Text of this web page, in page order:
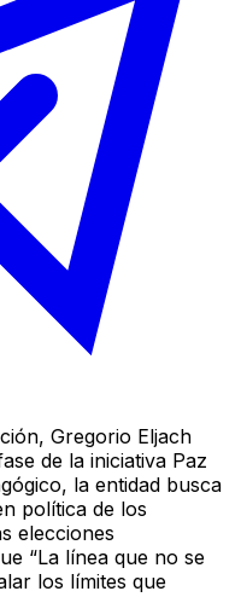
Gregorio Eljach
de la iniciativa Paz
la entidad busca
política de los
elecciones
“La línea que no se
los límites que